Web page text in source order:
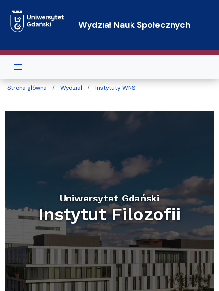
Wydział Nauk Społecznych
Strona główna Wydział Instytuty WNS
Uniwersytet Gdański
Instytut Filozofii